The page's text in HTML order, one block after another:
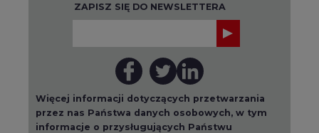
ZAPISZ SIĘ DO NEWSLETTERA
Więcej informacji dotyczących przetwarzania
przez nas Państwa danych osobowych, w tym
informacje o przysługujących Państwu